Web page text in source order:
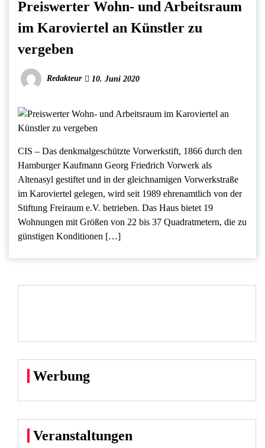
Preiswerter Wohn- und Arbeitsraum
im Karoviertel an Künstler zu
vergeben
Redakteur 10. Juni 2020
CIS – Das denkmalgeschützte Vorwerkstift, 1866 durch den
Hamburger Kaufmann Georg Friedrich Vorwerk als
Altenasyl gestiftet und in der gleichnamigen Vorwerkstraße
im Karoviertel gelegen, wird seit 1989 ehrenamtlich von der
Stiftung Freiraum e.V. betrieben. Das Haus bietet 19
Wohnungen mit Größen von 22 bis 37 Quadratmetern, die zu
günstigen Konditionen […]
Werbung
Veranstaltungen